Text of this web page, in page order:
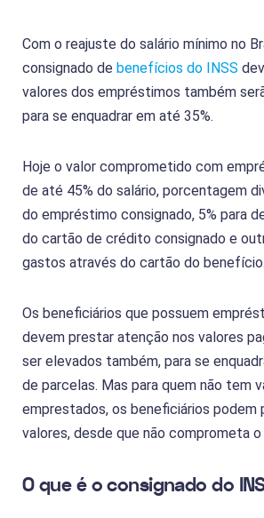
Com o reajuste do salário mínimo no
consignado de benefícios do INSS
valores dos empréstimos também
para se enquadrar em até 35%.
Hoje o valor comprometido com
de até 45% do salário, porcentagem
do empréstimo consignado, 5% para
do cartão de crédito consignado e
gastos através do cartão do benefício.
Os beneficiários que possuem
devem prestar atenção nos valores
ser elevados também, para se
de parcelas. Mas para quem não tem
emprestados, os beneficiários podem
valores, desde que não comprometa
O que é o consignado do